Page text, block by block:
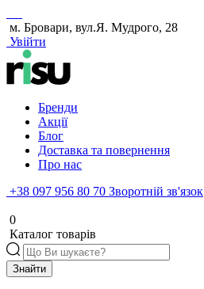
м. Бровари, вул.Я. Мудрого, 28
Увійти
Бренди
Акції
Блог
Доставка та повернення
Про нас
+38 097 956 80 70 Зворотній зв'язок
0
Каталог товарів
Знайти